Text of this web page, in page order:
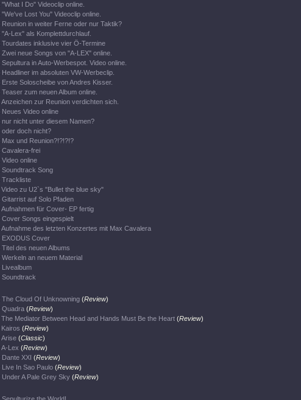
"What I Do" Videoclip online.
"We've Lost You" Videoclip online.
Reunion in weiter Ferne oder nur Taktik?
"A-Lex" als Komplettdurchlauf.
Tourdates inklusive vier Ö-Termine
Zwei neue Songs von "A-LEX" online.
Sepultura in Auto-Werbespot. Video online.
Headliner im absoluten VW-Werbeclip.
Erste Soloscheibe von Andres Kisser.
Teaser zum neuen Album online.
Anzeichen zur Reunion verdichten sich.
Neues Video online
nur nicht unter diesem Namen?
oder doch nicht?
Max und Reunion?!?!?!?
Cavalera-frei
Video online
Soundtrack Song
Trackliste
Video zu U2`s "Bullet the blue sky"
Gitarrist auf Solo Pfaden
Aufnahmen für Cover- EP fertig
Cover Songs eingespielt
Aufnahme des letzten Konzertes mit Max Cavalera
EXODUS Cover
Titel des neuen Albums
Werkeln an neuem Material
Livealbum
Soundtrack
The Cloud Of Unknowning (Review)
Quadra (Review)
The Mediator Between Head and Hands Must Be the Heart (Review)
Kairos (Review)
Arise (Classic)
A-Lex (Review)
Dante XXI (Review)
Live In Sao Paulo (Review)
Under A Pale Grey Sky (Review)